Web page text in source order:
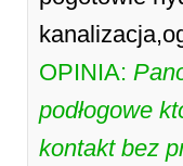
OPINIA:
podłogowe
kontakt bez